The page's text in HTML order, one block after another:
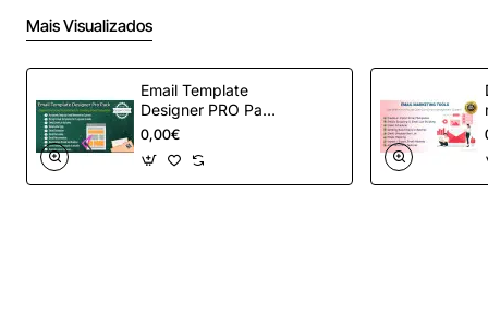
Mais Visualizados
Email Template
Designer PRO Pack
– Automação de e-
mail definitiva para
OpenCart
0,00€